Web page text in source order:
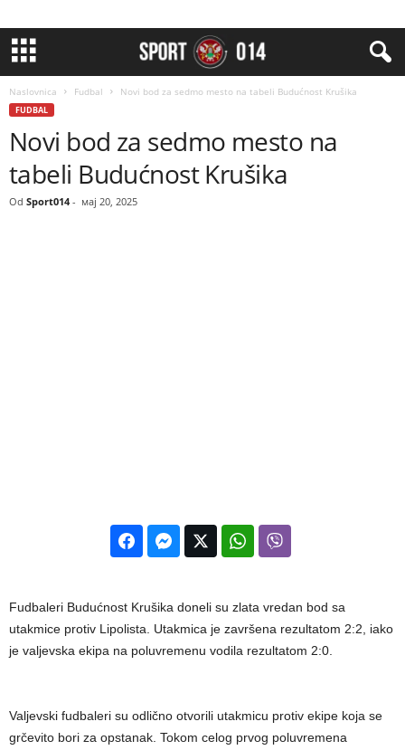
Naslovnica Fudbal Novi bod za sedmo mesto na tabeli Budućnost Krušika
FUDBAL
Novi bod za sedmo mesto na
tabeli Budućnost Krušika
Od Sport014- мај 20, 2025
Fudbaleri Budućnost Krušika doneli su zlata vredan bod sa
utakmice protiv Lipolista. Utakmica je završena rezultatom 2:2, iako
je valjevska ekipa na poluvremenu vodila rezultatom 2:0.
Valjevski fudbaleri su odlično otvorili utakmicu protiv ekipe koja se
grčevito bori za opstanak. Tokom celog prvog poluvremena